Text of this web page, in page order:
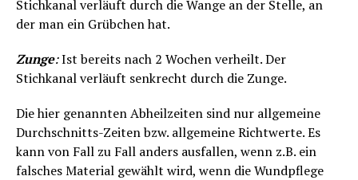
Stichkanal verläuft durch die Wange an der Stelle, an
der man ein Grübchen hat.
Zunge:Ist bereits nach 2 Wochen verheilt. Der
Stichkanal verläuft senkrecht durch die Zunge.
Die hier genannten Abheilzeiten sind nur allgemeine
Durchschnitts-Zeiten bzw. allgemeine Richtwerte. Es
kann von Fall zu Fall anders ausfallen, wenn z.B. ein
falsches Material gewählt wird, wenn die Wundpflege